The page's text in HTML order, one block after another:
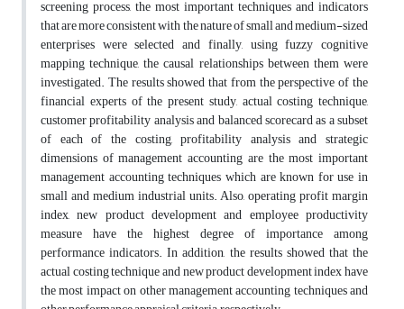
screening process, the most important techniques and indicators
that are more consistent with the nature of small and medium-sized
enterprises were selected and finally, using fuzzy cognitive
mapping technique, the causal relationships between them were
investigated. The results showed that from the perspective of the
financial experts of the present study, actual costing technique,
customer profitability analysis and balanced scorecard as a subset
of each of the costing, profitability analysis and strategic
dimensions of management accounting are the most important
management accounting techniques which are known for use in
small and medium industrial units. Also, operating profit margin
index, new product development and employee productivity
measure have the highest degree of importance among
performance indicators. In addition, the results showed that the
actual costing technique and new product development index have
the most impact on other management accounting techniques and